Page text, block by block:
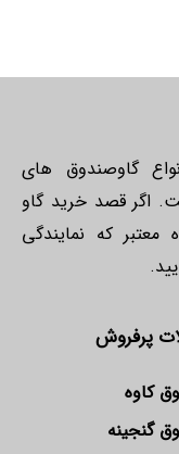
گاوصندوق های
اگر قصد خرید گاو
که نمایندگی
پرفروش
کاوه
گنجینه